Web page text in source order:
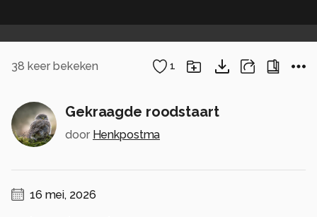
38 keer bekeken 1
Gekraagde roodstaart
door Henkpostma
16 mei, 2026